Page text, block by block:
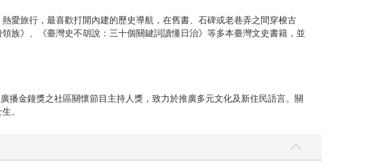
愛旅行，最喜歡打開內建的歷史導航，在舊書、石碑或老巷弄之間穿梭古
族》、《臺灣史不胡說：三十個關鍵詞讀懂日治》等多本臺灣文史書籍，並
播金鐘獎之社區關懷節目主持人獎，致力於推廣多元文化及新住民語言。關
。